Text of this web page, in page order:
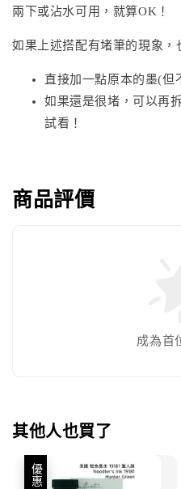
兩下或沾水可用，就算OK！
如果上述搭配有堵筆的現象，
直接加一點原本的墨(但
如果還是很堵，可以再
試看！
商品評價
成為首
其他人也買了
優惠